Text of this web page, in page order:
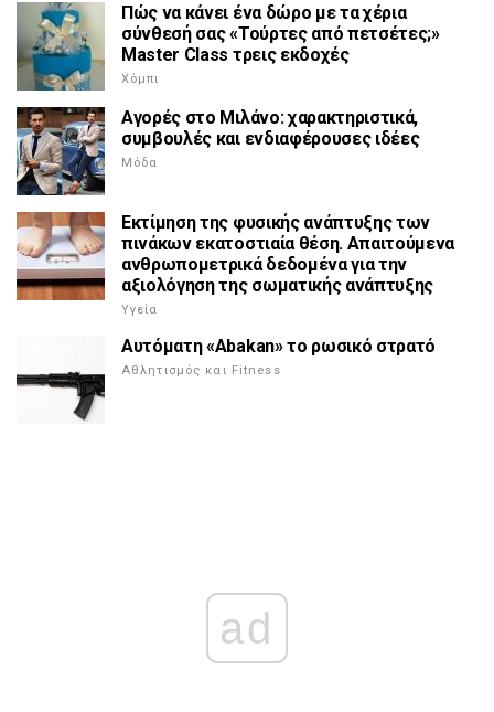
Πώς να κάνει ένα δώρο με τα χέρια
σύνθεσή σας «Τούρτες από πετσέτες;»
Master Class τρεις εκδοχές
Χόμπι
Αγορές στο Μιλάνο: χαρακτηριστικά,
συμβουλές και ενδιαφέρουσες ιδέες
Μόδα
Εκτίμηση της φυσικής ανάπτυξης των
πινάκων εκατοστιαία θέση. Απαιτούμενα
ανθρωπομετρικά δεδομένα για την
αξιολόγηση της σωματικής ανάπτυξης
Υγεία
Αυτόματη «Abakan» το ρωσικό στρατό
Αθλητισμός και Fitness
ad